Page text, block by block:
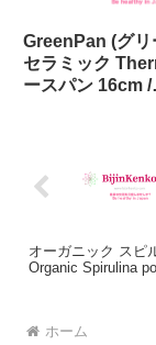
GreenPan (グリ
セラミック
ースパン 16cm /
オーガニック スピ
Organic Spirulina
ホーム